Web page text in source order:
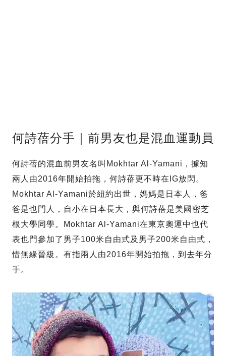
何詩蓓分手｜前男友也是混血運動員
何詩蓓的混血前男友名叫Mokhtar Al-Yamani，據知
兩人由2016年開始拍拖，何詩蓓更不時在IG放閃。
Mokhtar Al-Yamani於紐約出世，媽媽是日本人，爸
爸是也門人，自小在日本長大，與何詩蓓是美國密芝
根大學同學。Mokhtar Al-Yamani在東京奧運中也代
表也門參加了男子100米自由式及男子200米自由式，
惜無緣晉級。有指兩人由2016年開始拍拖，到去年分
手。